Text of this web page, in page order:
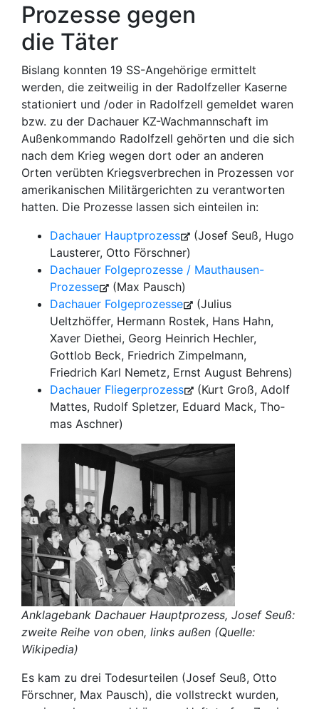
Prozesse gegen
die Täter
Bislang konnten 19 SS-Angehörige ermittelt
werden, die zeitweilig in der Radolfzeller Kaserne
stationiert und /oder in Radolfzell gemeldet waren
bzw. zu der Dachauer KZ-Wachmannschaft im
Außenkommando Radolfzell gehörten und die sich
nach dem Krieg wegen dort oder an anderen
Orten verübten Kriegsverbrechen in Prozessen vor
amerikanischen Militärgerichten zu verantworten
hatten. Die Prozesse lassen sich einteilen in:
Dachauer Hauptprozess
(Josef Seuß, Hugo
Lausterer, Otto Förschner)
Dachauer Folgeprozesse / Mauthausen-
Prozesse
(Max Pausch)
Dachauer Folgeprozesse
(Julius
Ueltzhöffer, Her­mann Ros­tek, Hans Hahn,
Xaver Diethei, Georg Heinrich Hechler,
Gottlob Beck, Friedrich Zimpelmann,
Friedrich Karl Nemetz, Ernst August Behrens)
Dachauer Fliegerprozess
(Kurt Groß, Adolf
Mat­tes, Rudolf Spletzer, Edu­ard Mack, Tho­
mas Asch­ner)
Anklagebank Dachauer Hauptprozess, Josef Seuß:
zweite Reihe von oben, links außen (Quelle:
Wikipedia)
Es kam zu drei Todesurteilen (Josef Seuß, Otto
Förschner, Max Pausch), die vollstreckt wurden,